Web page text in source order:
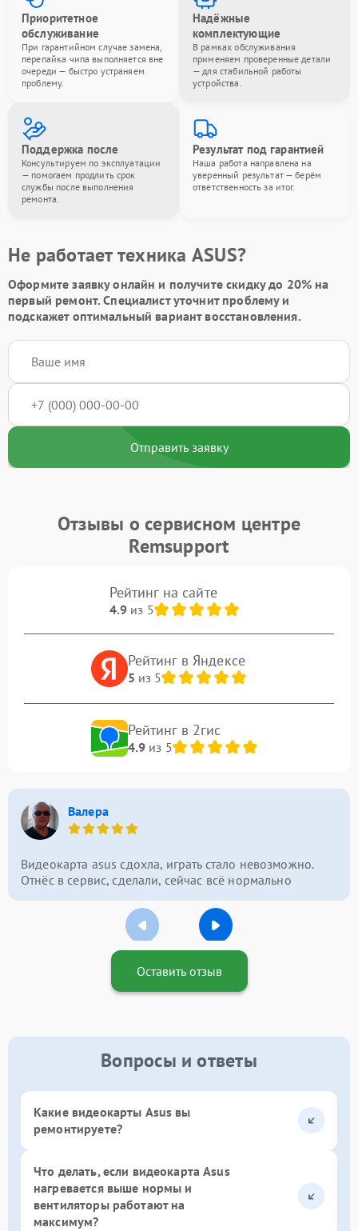
Приоритетное
обслуживание
При гарантийном случае замена,
перепайка чипа выполняется вне
очереди — быстро устраняем
проблему.
Надёжные
комплектующие
В рамках обслуживания
применяем проверенные детали
— для стабильной работы
устройства.
Поддержка после
Консультируем по эксплуатации
— помогаем продлить срок
службы после выполнения
ремонта.
Результат под гарантией
Наша работа направлена на
уверенный результат — берём
ответственность за итог.
Не работает техника ASUS?
Оформите заявку онлайн и получитескидку до 20% на
первый ремонт. Специалист уточнит проблему и
подскажет оптимальный вариант восстановления.
Отправить заявку
Отзывы о сервисном центре
Remsupport
Рейтинг на сайте
4.9из 5
Рейтинг в Яндексе
5 из 5
Рейтинг в 2гис
4.9из 5
Валера
Видеокарта asus сдохла, играть стало невозможно.
Отнёс в сервис, сделали, сейчас всё нормально
Оставить отзыв
Вопросы и ответы
Какие видеокарты Asus вы
ремонтируете?
Что делать, если видеокарта Asus
нагревается выше нормы и
вентиляторы работают на
максимум?